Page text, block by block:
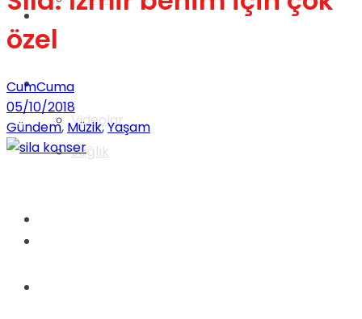
Videolar
Gündem
Yaşam
Sağlık
özel
CumCuma
05/10/2018
Gündem, Müzik,Yaşam